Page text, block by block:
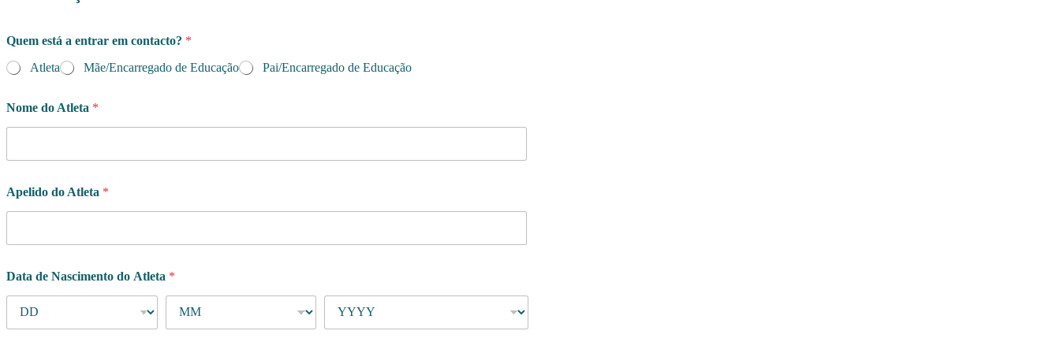
Quem está a entrar em contacto? *
Atleta
Mãe/Encarregado de Educação Pai/Encarregado de Educação
Nome do Atleta *
Apelido do Atleta *
Data de Nascimento do Atleta *